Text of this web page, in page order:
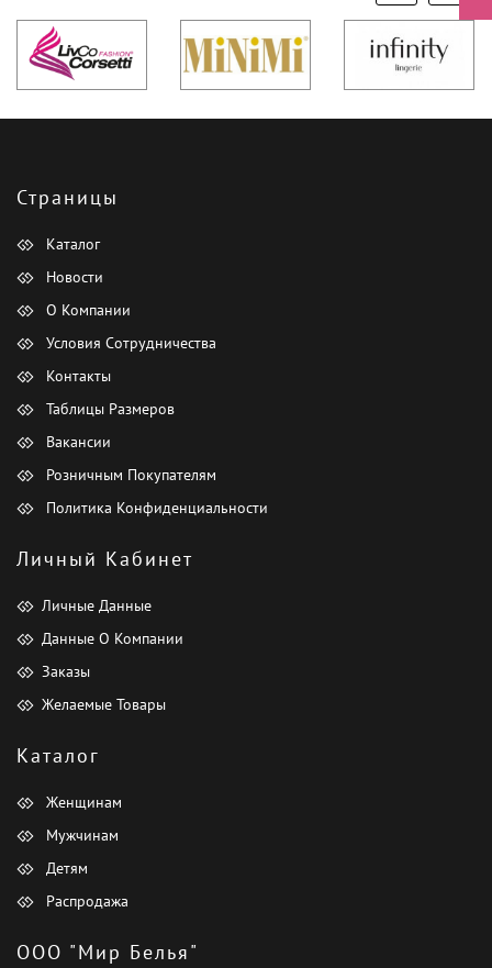
Страницы
Каталог
Новости
О Компании
Условия Сотрудничества
Контакты
Таблицы Размеров
Вакансии
Розничным Покупателям
Политика Конфиденциальности
Личный Кабинет
Личные Данные
Данные О Компании
Заказы
Желаемые Товары
Каталог
Женщинам
Мужчинам
Детям
Распродажа
ООО "Мир Белья"